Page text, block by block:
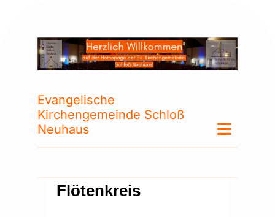
Evangelische
Kirchengemeinde Schloß
Neuhaus
Flötenkreis